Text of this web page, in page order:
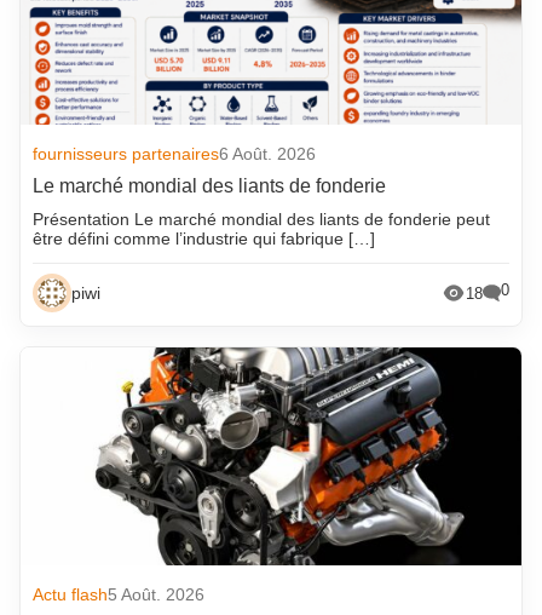
fournisseurs partenaires6 Août. 2026
Le marché mondial des liants de fonderie
Présentation Le marché mondial des liants de fonderie peut
être défini comme l’industrie qui fabrique […]
piwi 18 0
Actu flash5 Août. 2026